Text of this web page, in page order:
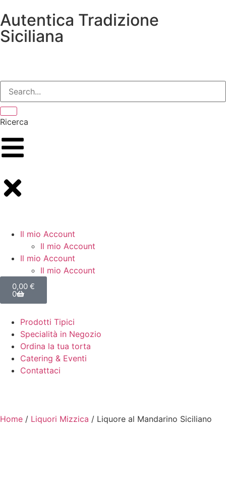
Autentica Tradizione
Siciliana
Ricerca
Il mio Account
Il mio Account
Il mio Account
Il mio Account
0,00 €
0
Prodotti Tipici
Specialità in Negozio
Ordina la tua torta
Catering & Eventi
Contattaci
Home / Liquori Mizzica / Liquore al Mandarino Siciliano